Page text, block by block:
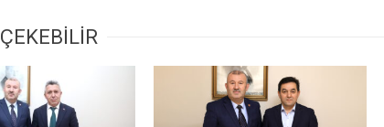
ÇEKEBİLİR